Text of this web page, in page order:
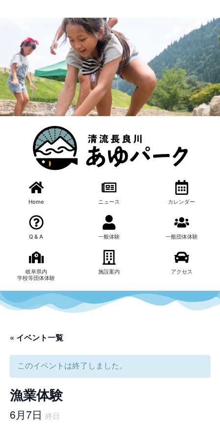
漁業体験
あゆパーク内の自然とふれあいながら漁業体験ができま
す。 体験等を通じて長良川の環境、生活、文化などにつ
いても学ぶことができます。
食体験
魚の塩焼きのほかに、飯ごう体験（鮎ごはん、豚汁）、燻
製体験（魚、チーズ、肉）ができます。
クラフト体験
漁業体験のほかに、間伐材を利用した箸作りや竹串作りに
椅子作り、アートキャンドル、ストーンアート、風鈴の絵
付けなど、多種多様のクラフト体験ができます。
漁業体験
あゆパーク内の自然とふれあいながら漁業体験ができま
す。 体験等を通じて長良川の環境、生活、文化などにつ
いても学ぶことができます。
食体験
魚の塩焼きのほかに、飯ごう体験（鮎ごはん、豚汁）、燻
製体験（魚、チーズ、肉）ができます。
クラフト体験
漁業体験のほかに、間伐材を利用した箸作りや竹串作りに
椅子作り、アートキャンドル、ストーンアート、風鈴の絵
付けなど、多種多様のクラフト体験ができます。
漁業体験
あゆパーク内の自然とふれあいながら漁業体験ができま
す。 体験等を通じて長良川の環境、生活、文化などにつ
いても学ぶことができます。
食体験
魚の塩焼きのほかに、飯ごう体験（鮎ごはん、豚汁）、燻
製体験（魚、チーズ、肉）ができます。
クラフト体験
漁業体験のほかに、間伐材を利用した箸作りや竹串作りに
椅子作り、アートキャンドル、ストーンアート、風鈴の絵
付けなど、多種多様のクラフト体験ができます。
漁業体験
あゆパーク内の自然とふれあいながら漁業体験ができま
す。 体験等を通じて長良川の環境、生活、文化などにつ
いても学ぶことができます。
食体験
魚の塩焼きのほかに、飯ごう体験（鮎ごはん、豚汁）、燻
製体験（魚、チーズ、肉）ができます。
クラフト体験
漁業体験のほかに、間伐材を利用した箸作りや竹串作りに
椅子作り、アートキャンドル、ストーンアート、風鈴の絵
付けなど、多種多様のクラフト体験ができます。
漁業体験
あゆパーク内の自然とふれあいながら漁業体験ができま
す。 体験等を通じて長良川の環境、生活、文化などにつ
いても学ぶことができます。
食体験
魚の塩焼きのほかに、飯ごう体験（鮎ごはん、豚汁）、燻
製体験（魚、チーズ、肉）ができます。
クラフト体験
漁業体験のほかに、間伐材を利用した箸作りや竹串作りに
椅子作り、アートキャンドル、ストーンアート、風鈴の絵
付けなど、多種多様のクラフト体験ができます。
漁業体験
あゆパーク内の自然とふれあいながら漁業体験ができま
す。 体験等を通じて長良川の環境、生活、文化などにつ
いても学ぶことができます。
食体験
魚の塩焼きのほかに、飯ごう体験（鮎ごはん、豚汁）、燻
製体験（魚、チーズ、肉）ができます。
クラフト体験
漁業体験のほかに、間伐材を利用した箸作りや竹串作りに
椅子作り、アートキャンドル、ストーンアート、風鈴の絵
付けなど、多種多様のクラフト体験ができます。
Home ニュース カレンダー
Q & A 一般体験 一般団体体験
岐阜県内
学校等団体体験
施設案内 アクセス
« イベント一覧
このイベントは終了しました。
漁業体験
6月7日 終日